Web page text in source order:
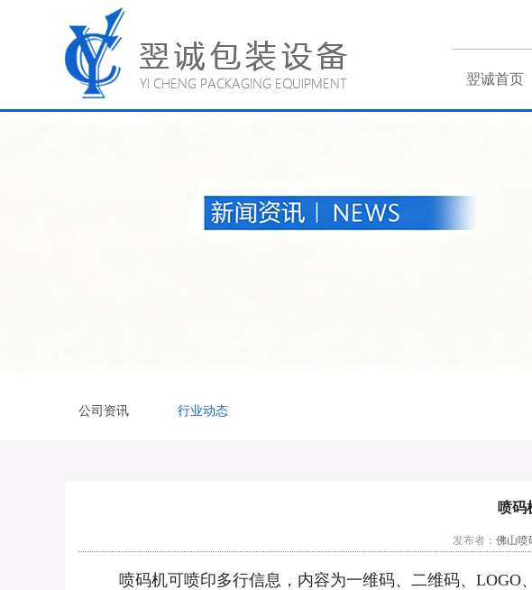
翌诚首页
公司资讯 行业动态
喷码
发布者： 佛山喷
喷码机可喷印多行信息，内容为一维码、二维码、LOGO